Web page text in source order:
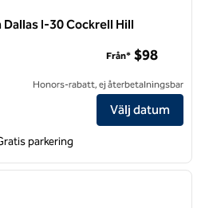
Dallas I-30 Cockrell Hill
Suites by Hilton Dallas I-30 Cockrell
Från* $98
Honors-rabatt, ej återbetalningsbar
Välj datum
parkering
nästa